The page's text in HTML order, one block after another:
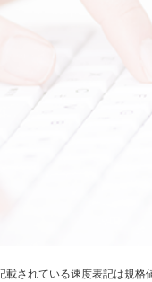
されている速度表記は規格